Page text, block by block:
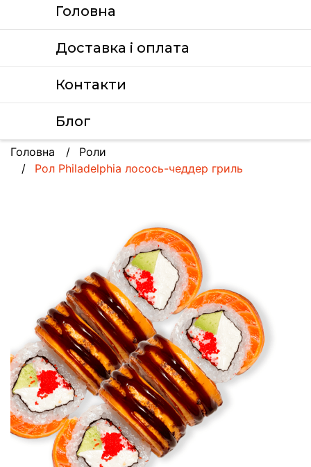
Головна
Доставка i оплата
Контакти
Блог
Головна
Роли
Рол Philadelphia лосось-чеддер гриль